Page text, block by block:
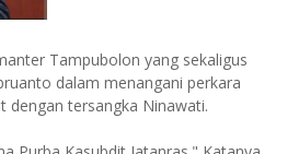
Tampubolon yang sekaligus
dalam menangani perkara
dengan tersangka Ninawati.